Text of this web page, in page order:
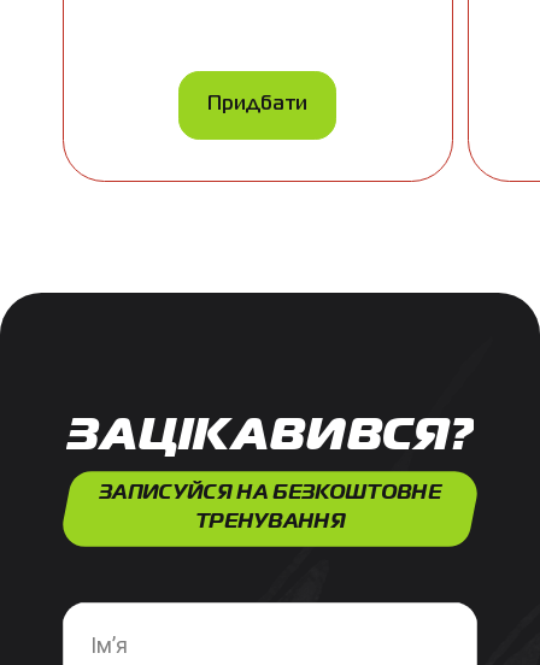
Придбати
ЗАЦІКАВИВСЯ?
ЗАПИСУЙСЯ НА БЕЗКОШТОВНЕ
ТРЕНУВАННЯ